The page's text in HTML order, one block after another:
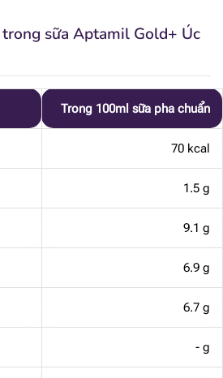
sữa Aptamil Gold+ Úc
Trong 100ml sữa pha chuẩn
70 kcal
1.5 g
9.1 g
6.9 g
6.7 g
- g